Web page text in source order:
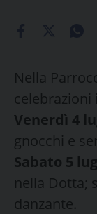
Nella
celebrazioni
Venerdì 4
gnocchi e
Sabato 5
nella Dotta;
danzante.